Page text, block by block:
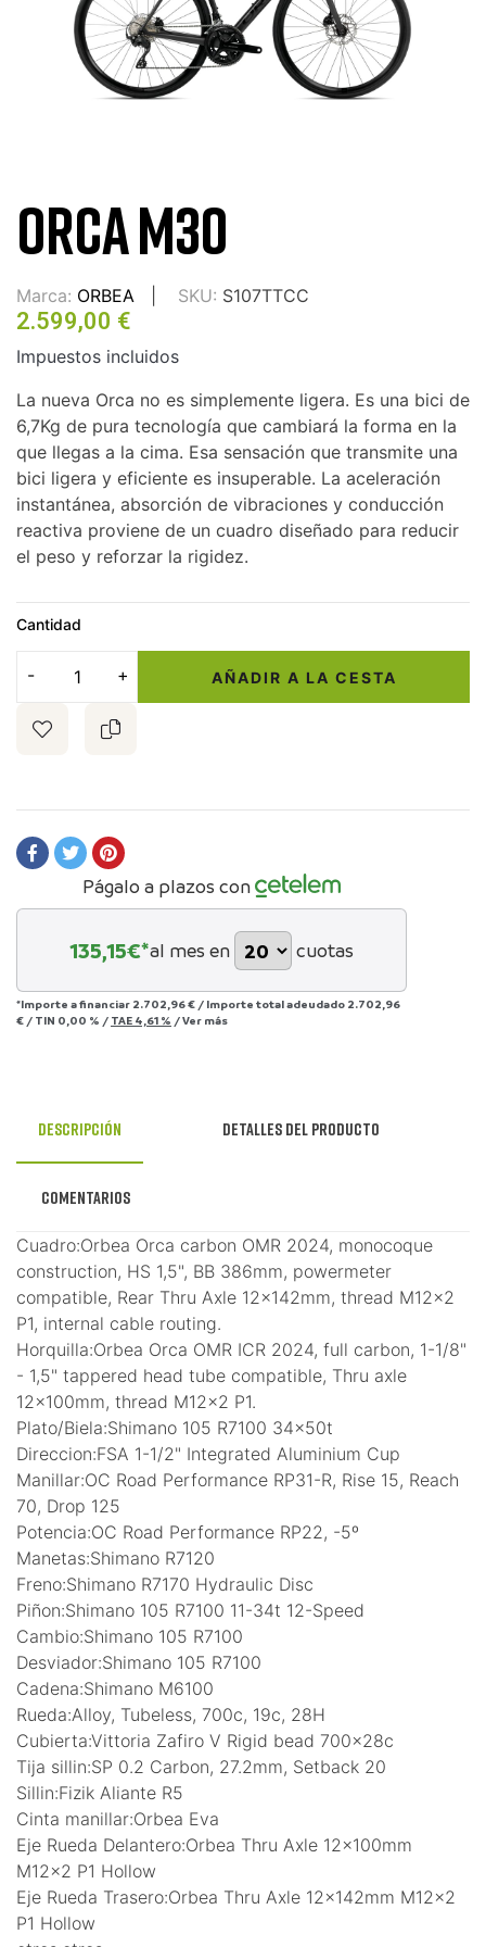
ORCA M30
Marca: ORBEA SKU: S107TTCC
2.599,00 €
Impuestos incluidos
La nueva Orca no es simplemente ligera. Es una bici de
6,7Kg de pura tecnología que cambiará la forma en la
que llegas a la cima. Esa sensación que transmite una
bici ligera y eficiente es insuperable. La aceleración
instantánea, absorción de vibraciones y conducción
reactiva proviene de un cuadro diseñado para reducir
el peso y reforzar la rigidez.
Cantidad
AÑADIR A LA CESTA
Págalo a plazos con
135,15€*al mes en cuotas
*Importe a financiar 2.702,96 € / Importe total adeudado 2.702,96
€ / TIN 0,00 % / TAE 4,61 % /Ver más
Descripción Detalles del producto
Comentarios
Cuadro:Orbea Orca carbon OMR 2024, monocoque
construction, HS 1,5", BB 386mm, powermeter
compatible, Rear Thru Axle 12x142mm, thread M12x2
P1, internal cable routing.
Horquilla:Orbea Orca OMR ICR 2024, full carbon, 1-1/8"
- 1,5" tappered head tube compatible, Thru axle
12x100mm, thread M12x2 P1.
Plato/Biela:Shimano 105 R7100 34x50t
Direccion:FSA 1-1/2" Integrated Aluminium Cup
Manillar:OC Road Performance RP31-R, Rise 15, Reach
70, Drop 125
Potencia:OC Road Performance RP22, -5º
Manetas:Shimano R7120
Freno:Shimano R7170 Hydraulic Disc
Piñon:Shimano 105 R7100 11-34t 12-Speed
Cambio:Shimano 105 R7100
Desviador:Shimano 105 R7100
Cadena:Shimano M6100
Rueda:Alloy, Tubeless, 700c, 19c, 28H
Cubierta:Vittoria Zafiro V Rigid bead 700x28c
Tija sillin:SP 0.2 Carbon, 27.2mm, Setback 20
Sillin:Fizik Aliante R5
Cinta manillar:Orbea Eva
Eje Rueda Delantero:Orbea Thru Axle 12x100mm
M12x2 P1 Hollow
Eje Rueda Trasero:Orbea Thru Axle 12x142mm M12x2
P1 Hollow